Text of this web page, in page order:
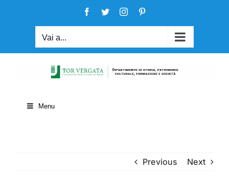
Facebook
TwitterInstagram
Vai a...
Menu
Previous Next